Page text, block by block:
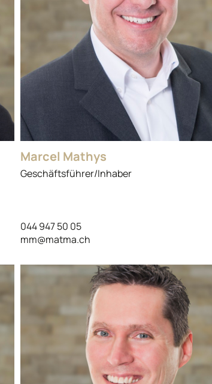
Marcel Mathys
Geschäftsführer/Inhaber
044 947 50 05
mm@matma.ch